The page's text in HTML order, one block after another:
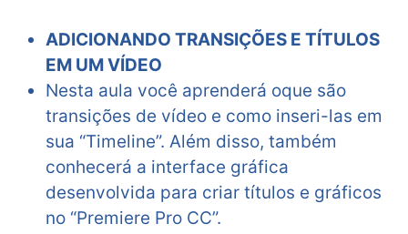
ADICIONANDO TRANSIÇÕES E TÍTULOS
EM UM VÍDEO
Nesta aula você aprenderá oque são
transições de vídeo e como inseri-las em
sua “Timeline”. Além disso, também
conhecerá a interface gráfica
desenvolvida para criar títulos e gráficos
no “Premiere Pro CC”.